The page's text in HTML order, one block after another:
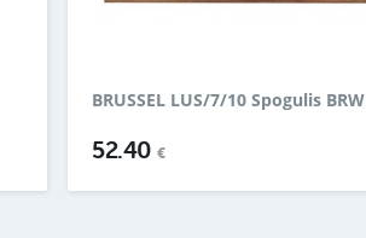
BRUSSEL LUS/7/10 Spogulis BRW
52.40 €